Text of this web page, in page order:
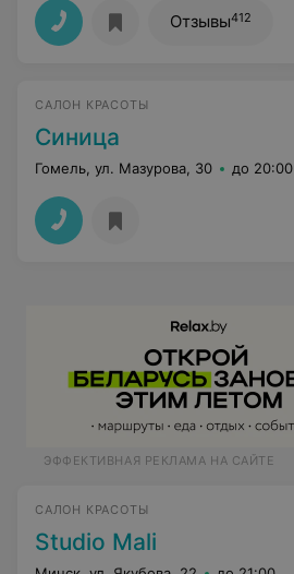
Отзывы412
САЛОН КРАСОТЫ
Синица
Гомель, ул. Мазурова, 30 до 20:00
ЭФФЕКТИВНАЯ РЕКЛАМА НА САЙТЕ
САЛОН КРАСОТЫ
Studio Mali